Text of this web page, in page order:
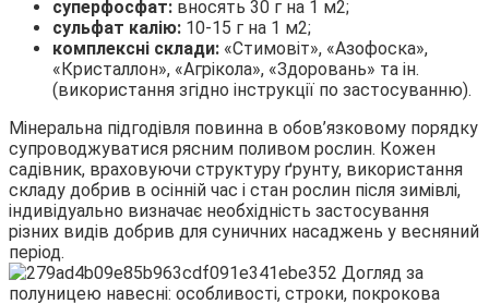
суперфосфат: вносять 30 г на 1 м2;
сульфат калію: 10-15 г на 1 м2;
комплексні склади: «Стимовіт», «Азофоска»,
«Кристаллон», «Агрікола», «Здоровань» та ін.
(використання згідно інструкції по застосуванню).
Мінеральна підгодівля повинна в обов’язковому порядку
супроводжуватися рясним поливом рослин. Кожен
садівник, враховуючи структуру ґрунту, використання
складу добрив в осінній час і стан рослин після зимівлі,
індивідуально визначає необхідність застосування
різних видів добрив для суничних насаджень у весняний
період.